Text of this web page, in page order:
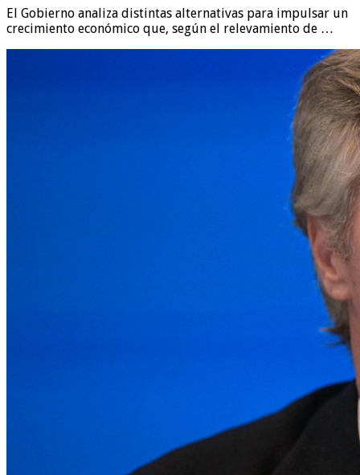
El Gobierno analiza distintas alternativas para impulsar un
crecimiento económico que, según el relevamiento de …